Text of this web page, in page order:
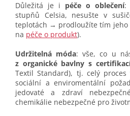
Důležitá je i péče o oblečení:
stupňů Celsia, nesušte v
teplotách → prodloužíte tím jeho
na péče o produkt).
Udržitelná móda: vše, co u
z organické bavlny s
Textil Standard), tj. celý
sociální a enviromentální
jedovaté a zdraví
chemikálie nebezpečné pro